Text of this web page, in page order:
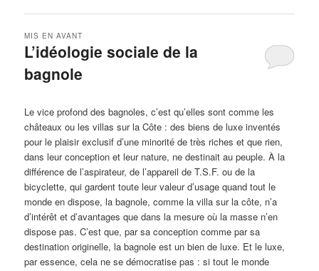
L’idéologie sociale de la
bagnole
MIS EN AVANT
Le vice profond des bagnoles, c’est qu’elles sont comme les
châteaux ou les villas sur la Côte : des biens de luxe inventés
pour le plaisir exclusif d’une minorité de très riches et que rien,
dans leur conception et leur nature, ne destinait au peuple. À la
différence de l’aspirateur, de l’appareil de T.S.F. ou de la
bicyclette, qui gardent toute leur valeur d’usage quand tout le
monde en dispose, la bagnole, comme la villa sur la côte, n’a
d’intérêt et d’avantages que dans la mesure où la masse n’en
dispose pas. C’est que, par sa conception comme par sa
destination originelle, la bagnole est un bien de luxe. Et le luxe,
par essence, cela ne se démocratise pas : si tout le monde